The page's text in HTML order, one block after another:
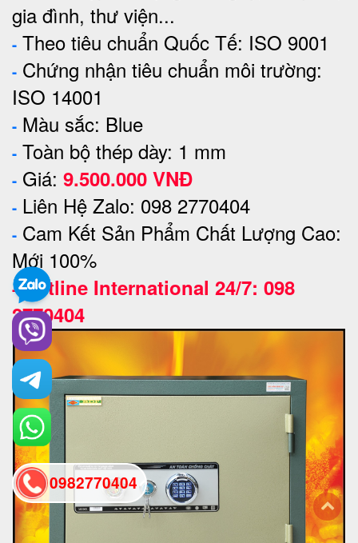
gia đình, thư viện...
- Theo tiêu chuẩn Quốc Tế: ISO 9001
- Chứng nhận tiêu chuẩn môi trường:
ISO 14001
- Màu sắc: Blue
- Toàn bộ thép dày: 1 mm
- Giá: 9.500.000 VNĐ
- Liên Hệ Zalo: 098 2770404
- Cam Kết Sản Phẩm Chất Lượng Cao:
Mới 100%
-Hotline International 24/7: 098
2770404
0982770404
back